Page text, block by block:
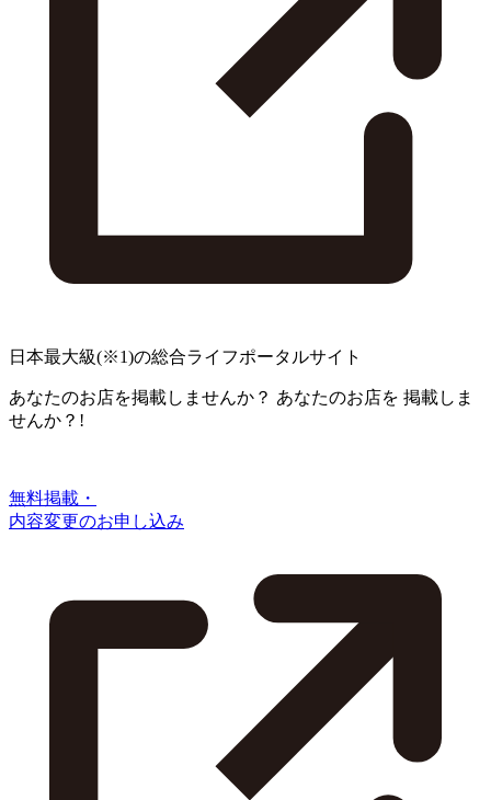
日本最大級(※1)の総合ライフポータルサイト
あなたのお店を掲載しませんか？ あなたのお店を 掲載しま
せんか？!
無料掲載・
内容変更のお申し込み